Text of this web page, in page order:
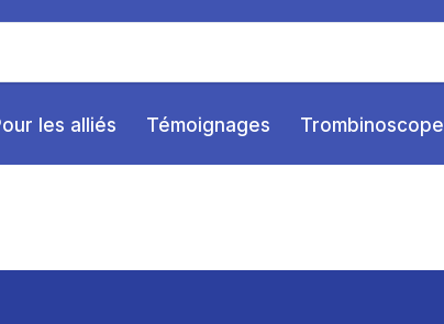
les alliés Témoignages Trombinoscope